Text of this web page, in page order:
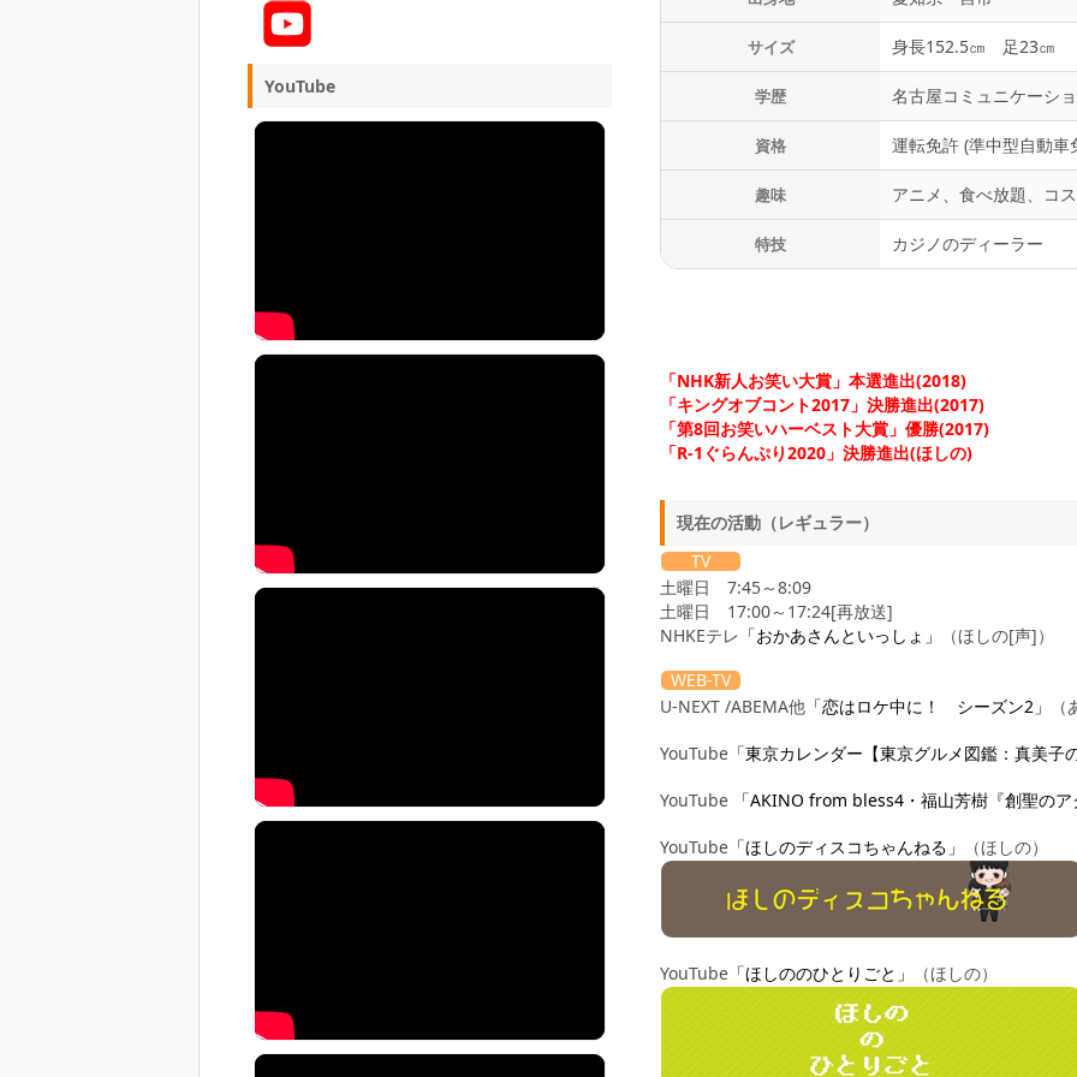
YouTube
サイズ 身長152.5㎝ 足23㎝
学歴 名古屋コミュニケーシ
資格 運転免許 (準中型自動車
趣味 アニメ、食べ放題、コ
特技 カジノのディーラー
「NHK新人お笑い大賞」本選進出(2018)
「キングオブコント2017」決勝進出(2017)
「第8回お笑いハーベスト大賞」優勝(2017)
「R-1ぐらんぷり2020」決勝進出(ほしの)
現在の活動（レギュラー）
TV
土曜日 7:45～8:09
土曜日 17:00～17:24[再放送]
NHKEテレ 「おかあさんといっしょ」
（ほしの[声]）
WEB-TV
U-NEXT /ABEMA他 「恋はロケ中に！ シーズン2」
YouTube 「東京カレンダー【東京グルメ図鑑：真美
YouTube 「AKINO from bless4・福山芳樹『創聖の
YouTube 「ほしのディスコちゃんねる」 （ほしの）
YouTube 「ほしののひとりごと」 （ほしの）